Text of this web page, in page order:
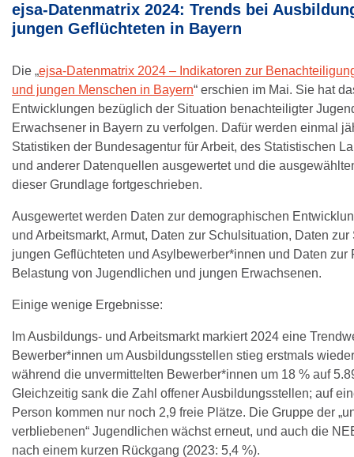
ejsa-Datenmatrix 2024: Trends bei
jungen Geflüchteten in Bayern
Die „ejsa-Datenmatrix 2024 – Indikatoren zur
und jungen Menschen in Bayern“ erschien im Mai. Sie hat
Entwicklungen bezüglich der Situation benachteiligter
Erwachsener in Bayern zu verfolgen. Dafür werden einmal
Statistiken der Bundesagentur für Arbeit, des Statistischen
und anderer Datenquellen ausgewertet und die
dieser Grundlage fortgeschrieben.
Ausgewertet werden Daten zur demographischen
und Arbeitsmarkt, Armut, Daten zur Schulsituation, Daten
jungen Geflüchteten und Asylbewerber*innen und Daten zur
Belastung von Jugendlichen und jungen Erwachsenen.
Einige wenige Ergebnisse:
Im Ausbildungs- und Arbeitsmarkt markiert 2024 eine
Bewerber*innen um Ausbildungsstellen stieg erstmals
während die unvermittelten Bewerber*innen um 18 % auf
Gleichzeitig sank die Zahl offener Ausbildungsstellen; auf
Person kommen nur noch 2,9 freie Plätze. Die Gruppe der
verbliebenen“ Jugendlichen wächst erneut, und auch die
nach einem kurzen Rückgang (2023: 5,4 %).